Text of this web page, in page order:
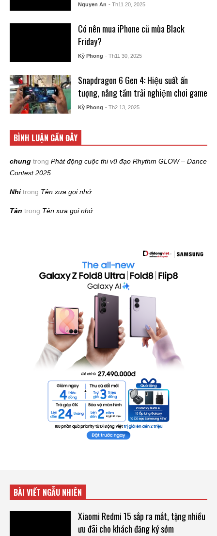
Nguyen An - Th11 20, 2025
Có nên mua iPhone cũ mùa Black
Friday?
Kỳ Phong - Th11 30, 2025
Snapdragon 6 Gen 4: Hiệu suất ấn
tượng, nâng tầm trải nghiệm chơi game
Kỳ Phong - Th2 13, 2025
BÌNH LUẬN GẦN ĐÂY
chung trong Phát động cuộc thi vũ đạo Rhythm GLOW – Dance
Contest 2025
Nhi trong Tên xưa gọi nhớ
Tân trong Tên xưa gọi nhớ
BÀI VIẾT NGẪU NHIÊN
Xiaomi Redmi 15 sắp ra mắt, tặng nhiều
ưu đãi cho khách đăng ký sớm